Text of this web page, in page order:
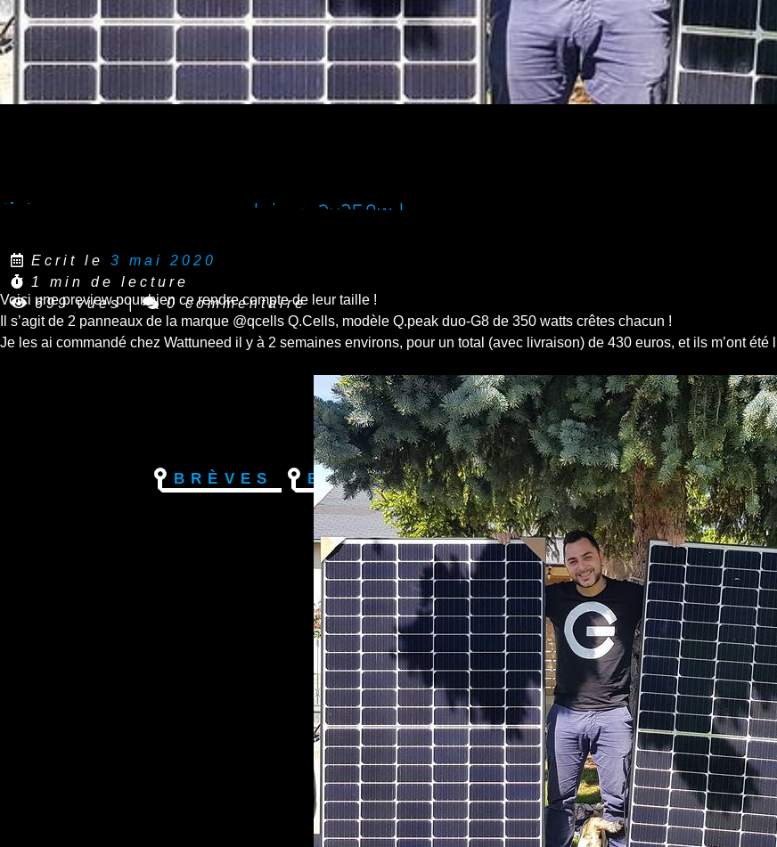
Brèves Electricité
J’ai reçu mes panneaux solaires, 2x350w !
Ecrit le 3 mai 2020
1 min de lecture
699 vues | 0 commentaire
Voici une preview pour bien ce rendre compte de leur taille !
Il s’agit de 2 panneaux de la marque @qcells Q.Cells, modèle Q.peak duo-G8 de 350 watts crêtes chacun !
Je les ai commandé chez Wattuneed il y à 2 semaines environs, pour un total (avec livraison) de 430 euros, et ils m’ont été